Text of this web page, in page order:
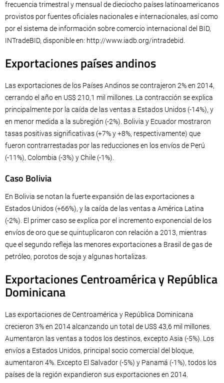
frecuencia trimestral y mensual de dieciocho países latinoamericanos
provistos por fuentes oficiales nacionales e internacionales, así como
por el sistema de información sobre comercio internacional del BID,
INTradeBID, disponible en: http://www.iadb.org/intradebid.
Exportaciones países andinos
Las exportaciones de los Países Andinos se contrajeron 2% en 2014,
cerrando el año en US$ 210,1 mil millones. La contracción se explica
principalmente por la caída de las ventas a Estados Unidos (-14%), y
en menor medida a la subregión (-2%). Bolivia y Ecuador mostraron
tasas positivas significativas (+7% y +8%, respectivamente) que
fueron contrarrestadas por las reducciones en los envíos de Perú
(-11%), Colombia (-3%) y Chile (-1%).
Caso Bolivia
En Bolivia se notan la fuerte expansión de las exportaciones a
Estados Unidos (+66%), y la caída de las ventas a América Latina
(-2%). El primer caso se explica por el incremento exponencial de los
envíos de oro que se quintuplicaron con relación a 2013, mientras
que el segundo refleja las menores exportaciones a Brasil de gas de
petróleo, porotos de soja y algunas hortalizas.
Exportaciones Centroamérica y República
Dominicana
Las exportaciones de Centroamérica y República Dominicana
crecieron 3% en 2014 alcanzando un total de US$ 43,6 mil millones.
Aumentaron las ventas a todos los destinos, excepto Asia (-5%). Los
envíos a Estados Unidos, principal socio comercial del bloque,
aumentaron 4%. Excepto El Salvador (-5%) y Panamá (-1%), todos los
países de la región expandieron sus exportaciones en 2014.